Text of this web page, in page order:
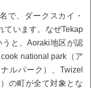
で、ダークスカイ・
ています。なぜTekap
と、Aoraki地区が認
national park（ア
ルパーク）、Twizel
の町が全て対象とな